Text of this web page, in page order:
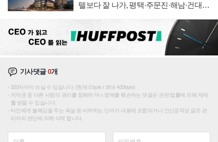
텔보다 잘 나가, 평택·주문진·해남·건대로
기사댓글0개
200자까지 쓰실 수 있습니다. (현재 0 byte / 최대 400byte)
저작권 등 다른 사람의 권리를 침해하거나 명예를 훼손하는 댓글은 관련 법률에 의해 제재
를 받을 수 있습니다.
타인에게 불쾌감을 주는 욕설 등 비하하는 단어가 내용에 포함되거나 인신공격성 글은 관
리자의 판단에 의해 삭제 합니다.